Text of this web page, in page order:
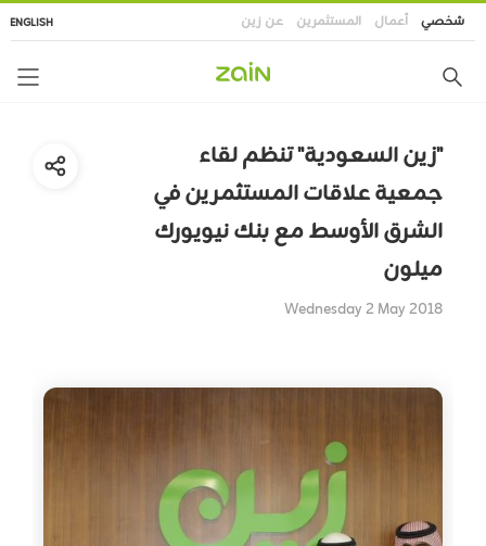
تجاوز
إلى
الرئيسي
شخصي أعمال المستثمرين عن زين ENGLISH
"زين السعودية" تنظم لقاء
جمعية علاقات المستثمرين في
الشرق الأوسط مع بنك نيويورك
ميلون
Wednesday 2 May 2018